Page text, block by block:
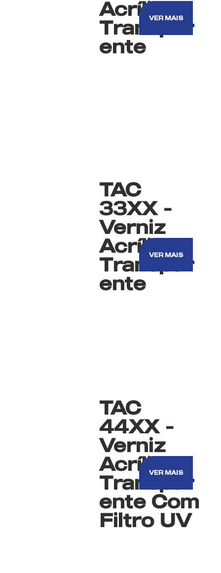
Acrílico
Transpar
ente
VER MAIS
TAC
33XX -
Verniz
Acrílico
Transpar
ente
VER MAIS
TAC
44XX -
Verniz
Acrílico
Transpar
ente Com
Filtro UV
VER MAIS